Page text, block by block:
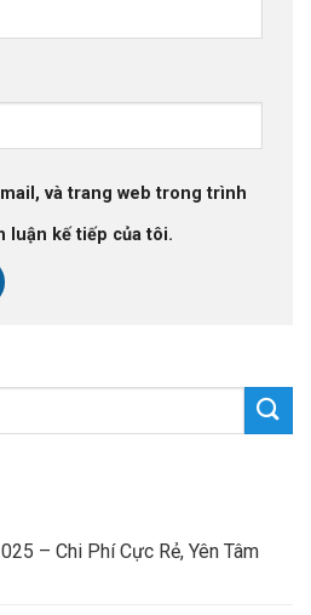
và trang web trong trình
luận kế tiếp của tôi.
– Chi Phí Cực Rẻ, Yên Tâm